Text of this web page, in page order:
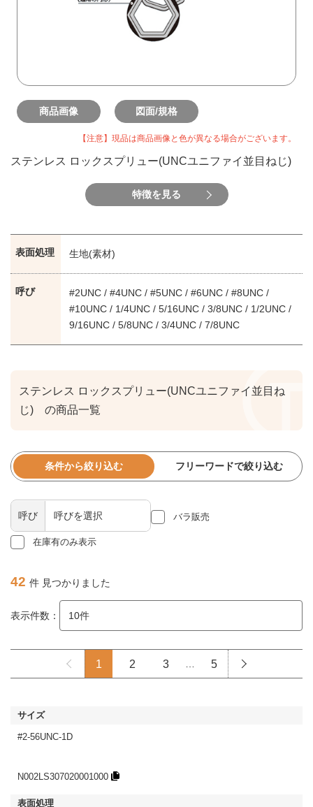
商品画像 図面/規格
【注意】現品は商品画像と色が異なる場合がございます。
ステンレス ロックスプリュー(UNCユニファイ並目ねじ)
特徴を見る
表面処理 生地(素材)
呼び
#2UNC / #4UNC / #5UNC / #6UNC / #8UNC /
#10UNC / 1/4UNC / 5/16UNC / 3/8UNC / 1/2UNC /
9/16UNC / 5/8UNC / 3/4UNC / 7/8UNC
ステンレス ロックスプリュー(UNCユニファイ並目ね
じ) の商品一覧
条件から絞り込む フリーワードで絞り込む
呼び バラ販売
在庫有のみ表示
42 件 見つかりました
表示件数：
1 2 3 5
#2-56UNC-1D
N002LS307020001000